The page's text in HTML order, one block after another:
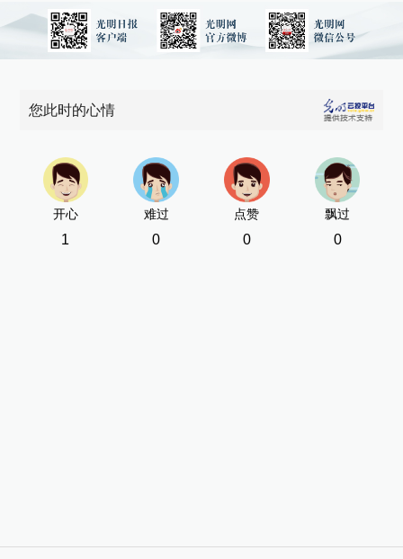
您此时的心情
开心
1
难过
0
点赞
0
飘过
0